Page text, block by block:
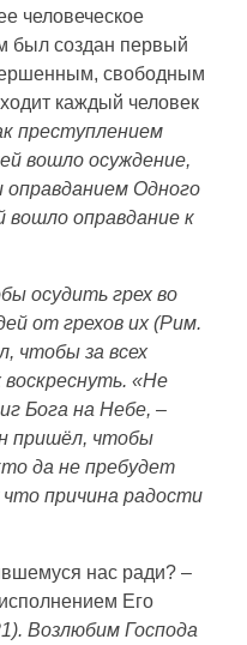
человеческое
был создан первый
свободным
каждый человек
преступлением
вошло осуждение,
оправданием Одного
вошло оправдание к
осудить грех во
от грехов их (Рим.
чтобы за всех
«Не
Бога на Небе, –
пришёл, чтобы
да не пребудет
причина радости
нас ради? –
Его
Возлюбим Господа